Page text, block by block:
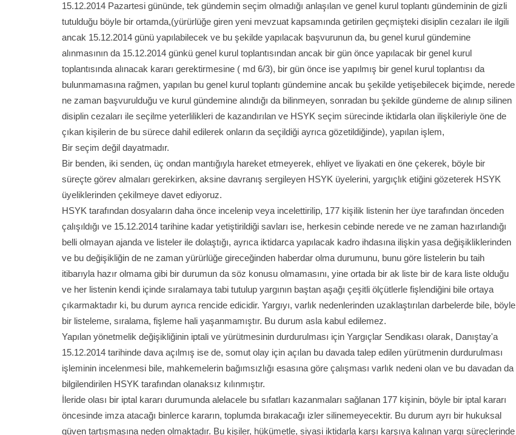
15.12.2014 Pazartesi gününde, tek gündemin seçim olmadığı anlaşılan ve genel kurul toplantı gündeminin de gizli
tutulduğu böyle bir ortamda,(yürürlüğe giren yeni mevzuat kapsamında getirilen geçmişteki disiplin cezaları ile ilgili
ancak 15.12.2014 günü yapılabilecek ve bu şekilde yapılacak başvurunun da, bu genel kurul gündemine
alınmasının da 15.12.2014 günkü genel kurul toplantısından ancak bir gün önce yapılacak bir genel kurul
toplantısında alınacak kararı gerektirmesine ( md 6/3), bir gün önce ise yapılmış bir genel kurul toplantısı da
bulunmamasına rağmen, yapılan bu genel kurul toplantı gündemine ancak bu şekilde yetişebilecek biçimde, nerede
ne zaman başvurulduğu ve kurul gündemine alındığı da bilinmeyen, sonradan bu şekilde gündeme de alınıp silinen
disiplin cezaları ile seçilme yeterlilikleri de kazandırılan ve HSYK seçim sürecinde iktidarla olan ilişkileriyle öne de
çıkan kişilerin de bu sürece dahil edilerek onların da seçildiği ayrıca gözetildiğinde), yapılan işlem,
Bir seçim değil dayatmadır.
Bir benden, iki senden, üç ondan mantığıyla hareket etmeyerek, ehliyet ve liyakati en öne çekerek, böyle bir
süreçte görev almaları gerekirken, aksine davranış sergileyen HSYK üyelerini, yargıçlık etiğini gözeterek HSYK
üyeliklerinden çekilmeye davet ediyoruz.
HSYK tarafından dosyaların daha önce incelenip veya incelettirilip, 177 kişilik listenin her üye tarafından önceden
çalışıldığı ve 15.12.2014 tarihine kadar yetiştirildiği savları ise, herkesin cebinde nerede ve ne zaman hazırlandığı
belli olmayan ajanda ve listeler ile dolaştığı, ayrıca iktidarca yapılacak kadro ihdasına ilişkin yasa değişikliklerinden
ve bu değişikliğin de ne zaman yürürlüğe gireceğinden haberdar olma durumunu, bunu göre listelerin bu taih
itibarıyla hazır olmama gibi bir durumun da söz konusu olmamasını, yine ortada bir ak liste bir de kara liste olduğu
ve her listenin kendi içinde sıralamaya tabi tutulup yargının baştan aşağı çeşitli ölçütlerle fişlendiğini bile ortaya
çıkarmaktadır ki, bu durum ayrıca rencide edicidir. Yargıyı, varlık nedenlerinden uzaklaştırılan darbelerde bile, böyle
bir listeleme, sıralama, fişleme hali yaşanmamıştır. Bu durum asla kabul edilemez.
Yapılan yönetmelik değişikliğinin iptali ve yürütmesinin durdurulması için Yargıçlar Sendikası olarak, Danıştay'a
15.12.2014 tarihinde dava açılmış ise de, somut olay için açılan bu davada talep edilen yürütmenin durdurulması
işleminin incelenmesi bile, mahkemelerin bağımsızlığı esasına göre çalışması varlık nedeni olan ve bu davadan da
bilgilendirilen HSYK tarafından olanaksız kılınmıştır.
İleride olası bir iptal kararı durumunda alelacele bu sıfatları kazanmaları sağlanan 177 kişinin, böyle bir iptal kararı
öncesinde imza atacağı binlerce kararın, toplumda bırakacağı izler silinemeyecektir. Bu durum ayrı bir hukuksal
güven tartışmasına neden olmaktadır. Bu kişiler, hükümetle, siyasi iktidarla karşı karşıya kalınan yargı süreçlerinde